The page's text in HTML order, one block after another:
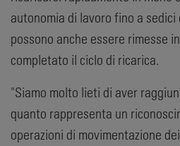
autonomia di lavoro fino a
possono anche essere rimesse
completato il ciclo di ricarica.
"Siamo molto lieti di aver
quanto rappresenta un
operazioni di movimentazione